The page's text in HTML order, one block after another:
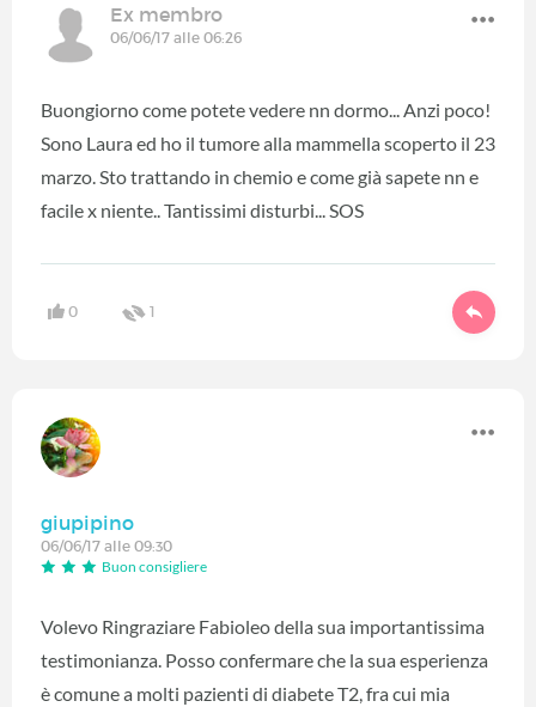
Ex membro
06/06/17 alle 06:26
Buongiorno come potete vedere nn dormo... Anzi poco!
Sono Laura ed ho il tumore alla mammella scoperto il 23
marzo. Sto trattando in chemio e come già sapete nn e
facile x niente.. Tantissimi disturbi... SOS
0 1
giupipino
06/06/17 alle 09:30
Buon consigliere
Volevo Ringraziare Fabioleo della sua importantissima
testimonianza. Posso confermare che la sua esperienza
è comune a molti pazienti di diabete T2, fra cui mia